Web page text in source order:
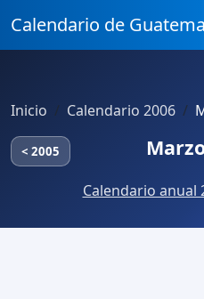
Calendario de
Inicio Calendario 2006
< 2005
Calendario anual